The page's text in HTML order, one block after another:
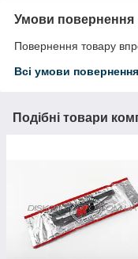
Умови повернення
Повернення товару
Всі умови повернення
Подібні товари